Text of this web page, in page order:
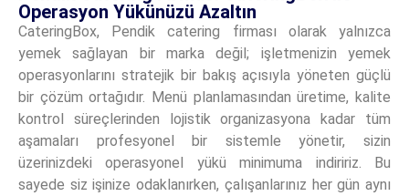
Operasyon Yükünüzü Azaltın
CateringBox, Pendik catering firması olarak yalnızca
yemek sağlayan bir marka değil; işletmenizin yemek
operasyonlarını stratejik bir bakış açısıyla yöneten güçlü
bir çözüm ortağıdır. Menü planlamasından üretime, kalite
kontrol süreçlerinden lojistik organizasyona kadar tüm
aşamaları profesyonel bir sistemle yönetir, sizin
üzerinizdeki operasyonel yükü minimuma indiririz. Bu
sayede siz işinize odaklanırken, çalışanlarınız her gün aynı